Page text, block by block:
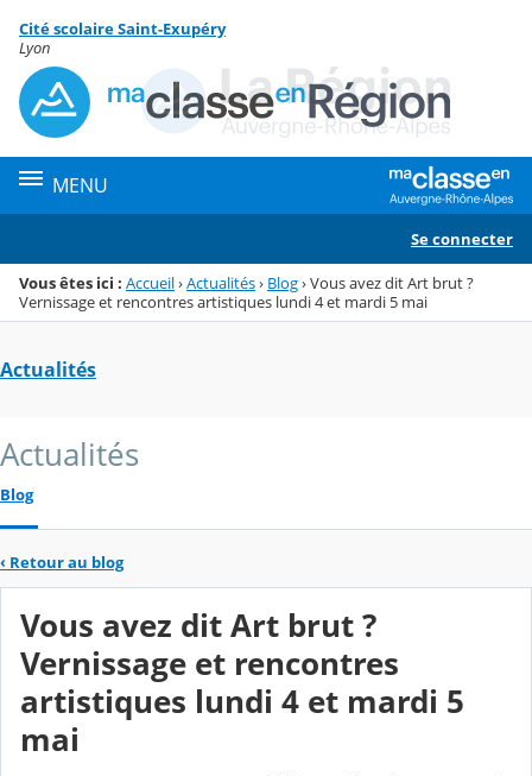
Menu de la rubrique
Contenu
Cité scolaire Saint-Exupéry
Lyon
MENU
Se connecter
Vous êtes ici : Accueil›Actualités› Blog›Vous avez dit Art brut ?
Vernissage et rencontres artistiques lundi 4 et mardi 5 mai
Actualités
Actualités
Blog
‹ Retour au blog
Vous avez dit Art brut ?
Vernissage et rencontres
artistiques lundi 4 et mardi 5
mai